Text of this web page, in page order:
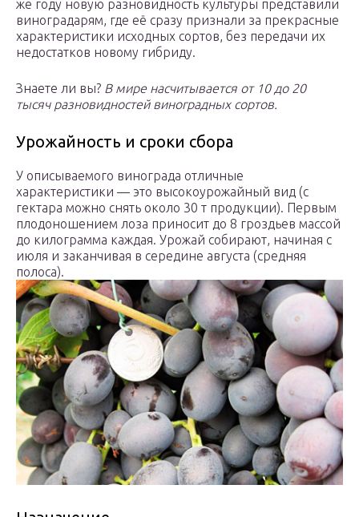
же году новую разновидность культуры представили
виноградарям, где её сразу признали за прекрасные
характеристики исходных сортов, без передачи их
недостатков новому гибриду.
Знаете ли вы? В мире насчитывается от 10 до 20
тысяч разновидностей виноградных сортов.
Урожайность и сроки сбора
У описываемого винограда отличные
характеристики — это высокоурожайный вид (с
гектара можно снять около 30 т продукции). Первым
плодоношением лоза приносит до 8 гроздьев массой
до килограмма каждая. Урожай собирают, начиная с
июля и заканчивая в середине августа (средняя
полоса).